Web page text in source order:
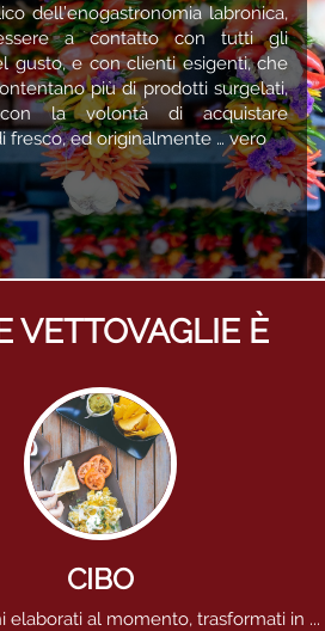
dell’enogastronomia labronica,
a contatto con tutti gli
gusto, e con clienti esigenti, che
più di prodotti surgelati,
la volontà di acquistare
fresco, ed originalmente … vero
VETTOVAGLIE È
CIBO
elaborati al momento, trasformati in ...